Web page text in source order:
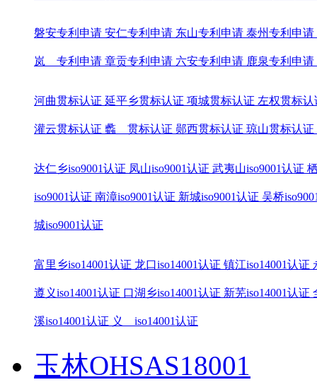
磐安专利申请 安仁专利申请 东山专利申请 泰州专利申请
岚 专利申请 章贡专利申请 六安专利申请 鹿泉专利申请
河曲贯标认证 延平乡贯标认证 项城贯标认证 左权贯标认
灌云贯标认证 蠡 贯标认证 郧西贯标认证 琼山贯标认证
达仁乡iso9001认证 凤山iso9001认证 武夷山iso9001认证
iso9001认证 南漳iso9001认证 新城iso9001认证 吴桥
城iso9001认证
富里乡iso14001认证 龙口iso14001认证 镇江iso14001认证
遵义iso14001认证 口湖乡iso14001认证 新芜iso14001认证
溪iso14001认证 义 iso14001认证
玉林OHSAS18001